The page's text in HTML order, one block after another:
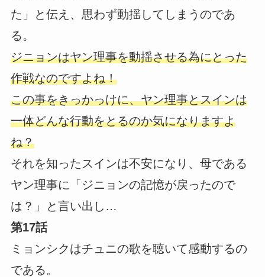
た」と伝え、思わず動揺してしまうのであ
る。
ジニョンはヤン理事を動揺させる為にとった
作戦なのですよね！
この事をきっかっけに、ヤン理事とスインは
一体どんな行動をとるのか気になりますよ
ね？
それを知ったスインは不安になり、母である
ヤン理事に「ジニョンの記憶が戻ったので
は？」と言い出し…
第17話
ミョンシクはチュニの歌を聴いて感動するの
である。